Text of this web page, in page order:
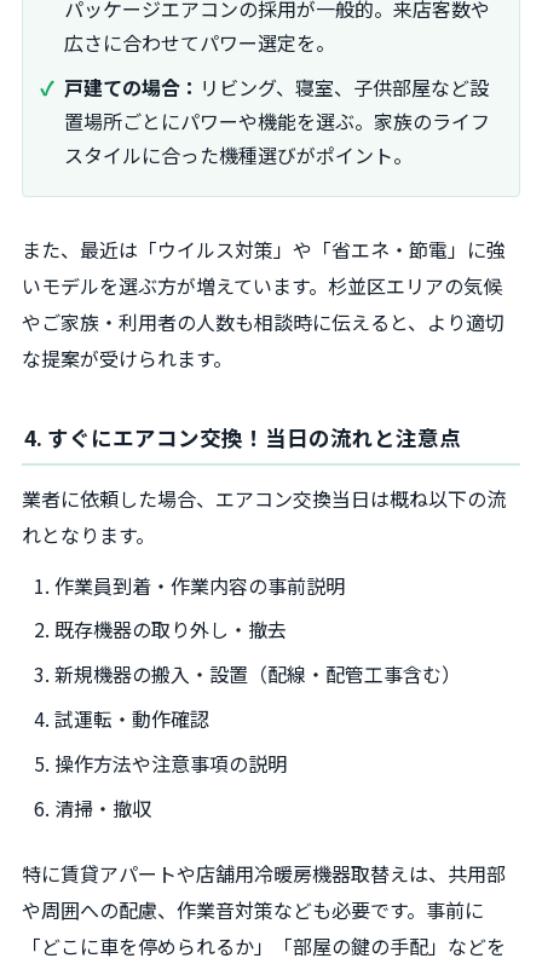
パッケージエアコンの採用が一般的。来店客数や
広さに合わせてパワー選定を。
戸建ての場合： リビング、寝室、子供部屋など設
置場所ごとにパワーや機能を選ぶ。家族のライフ
スタイルに合った機種選びがポイント。
また、最近は「ウイルス対策」や「省エネ・節電」に強
いモデルを選ぶ方が増えています。杉並区エリアの気候
やご家族・利用者の人数も相談時に伝えると、より適切
な提案が受けられます。
4. すぐにエアコン交換！当日の流れと注意点
業者に依頼した場合、エアコン交換当日は概ね以下の流
れとなります。
作業員到着・作業内容の事前説明
既存機器の取り外し・撤去
新規機器の搬入・設置（配線・配管工事含む）
試運転・動作確認
操作方法や注意事項の説明
清掃・撤収
特に賃貸アパートや店舗用冷暖房機器取替えは、共用部
や周囲への配慮、作業音対策なども必要です。事前に
「どこに車を停められるか」「部屋の鍵の手配」などを